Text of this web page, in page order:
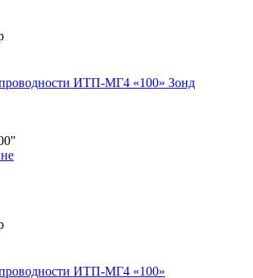
ИТП-МГ4 «100» Зонд
ИТП-МГ4 «100»